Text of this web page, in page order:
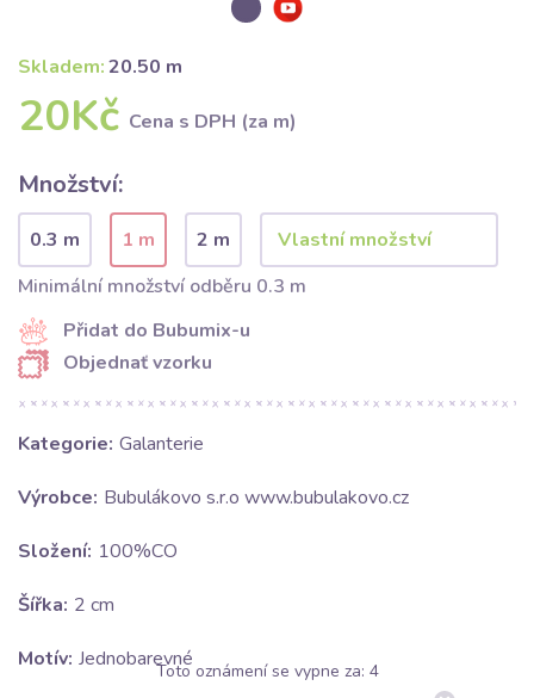
Skladem:20.50 m
20Kč Cena s DPH (za m)
Množství:
0.3 m 1 m
2 m
Minimální množství odběru 0.3 m
Přidat do Bubumix-u
Objednať vzorku
Kategorie: Galanterie
Výrobce: Bubulákovo s.r.o www.bubulakovo.cz
Složení: 100%CO
Šířka: 2 cm
Motív: JednobarevnéToto oznámení se vypne za: 4